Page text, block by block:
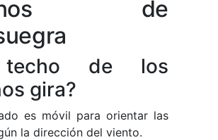
de
de los
gira?
es móvil para orientar las
la dirección del viento.